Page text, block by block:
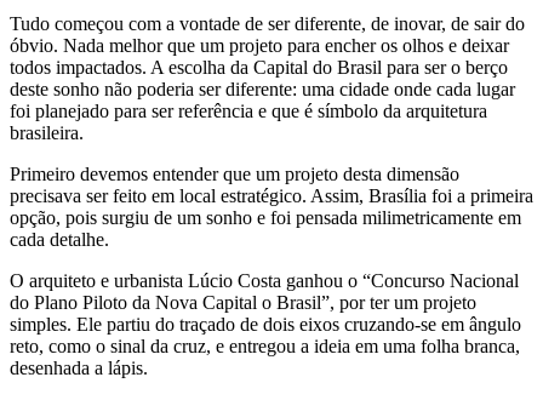
Tudo começou com a vontade de ser diferente, de inovar, de sair do
óbvio. Nada melhor que um projeto para encher os olhos e deixar
todos impactados. A escolha da Capital do Brasil para ser o berço
deste sonho não poderia ser diferente: uma cidade onde cada lugar
foi planejado para ser referência e que é símbolo da arquitetura
brasileira.
Primeiro devemos entender que um projeto desta dimensão
precisava ser feito em local estratégico. Assim, Brasília foi a primeira
opção, pois surgiu de um sonho e foi pensada milimetricamente em
cada detalhe.
O arquiteto e urbanista Lúcio Costa ganhou o “Concurso Nacional
do Plano Piloto da Nova Capital o Brasil”, por ter um projeto
simples. Ele partiu do traçado de dois eixos cruzando-se em ângulo
reto, como o sinal da cruz, e entregou a ideia em uma folha branca,
desenhada a lápis.